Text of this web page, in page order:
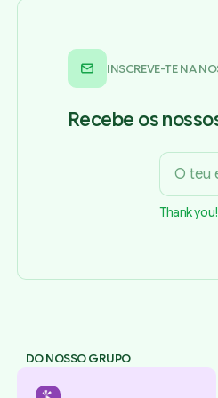
INSCREVE-TE NA
Recebe os
Thank
DO NOSSO GRUPO